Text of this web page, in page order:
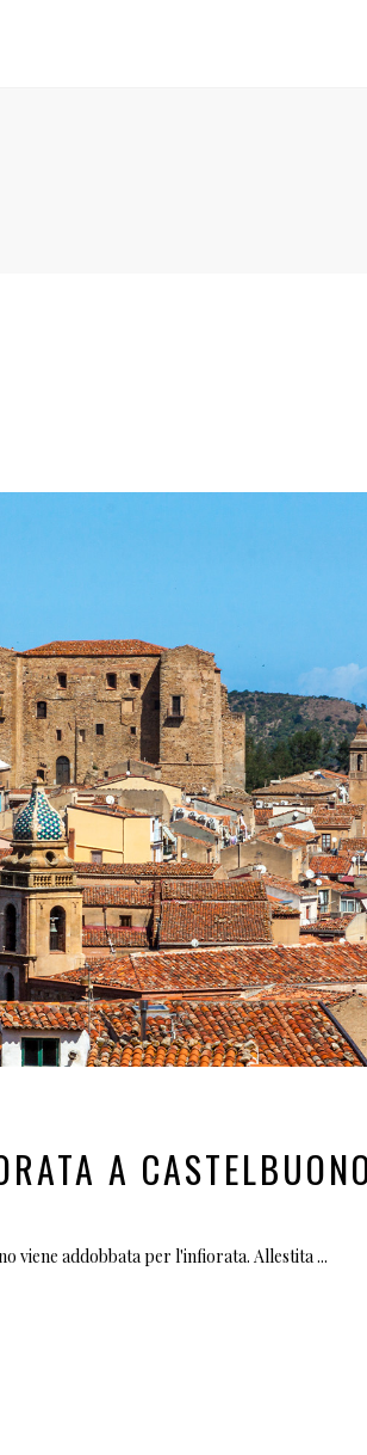
A
viene addobbata per l'infiorata. Allestita